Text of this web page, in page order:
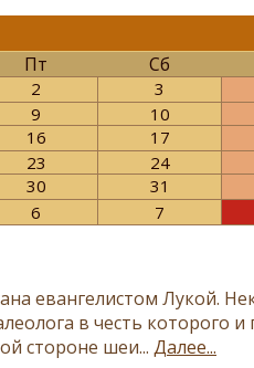
Пт Сб
2 3
9 10
16 17
23 24
30 31
6 7
евангелистом Лукой.
в честь которого и
стороне шеи... Далее...